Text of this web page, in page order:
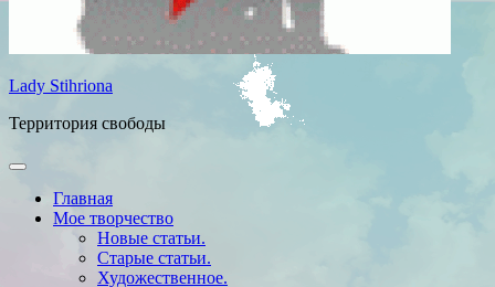
Lady Stihriona
Территория свободы
Главная
Мое творчество
Новые статьи.
Старые статьи.
Художественное.